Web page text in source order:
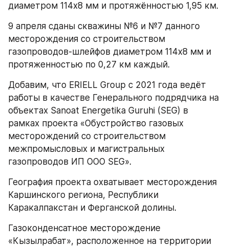
диаметром 114х8 мм и протяжённостью 1,95 км.
9 апреля сданы скважины №6 и №7 данного
месторождения со строительством
газопроводов-шлейфов диаметром 114х8 мм и
протяженностью по 0,27 км каждый.
Добавим, что ERIELL Group с 2021 года ведёт
работы в качестве Генерального подрядчика на
объектах Sanoat Energetika Guruhi (SEG) в
рамках проекта «Обустройство газовых
месторождений со строительством
межпромысловых и магистральных
газопроводов ИП ООО SEG».
География проекта охватывает месторождения
Каршинского региона, Республики
Каракалпакстан и Ферганской долины.
Газоконденсатное месторождение
«Кызылрабат», расположенное на территории